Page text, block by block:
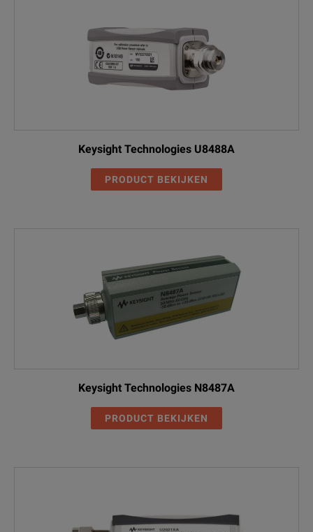
Keysight Technologies U8488A
PRODUCT BEKIJKEN
Keysight Technologies N8487A
PRODUCT BEKIJKEN